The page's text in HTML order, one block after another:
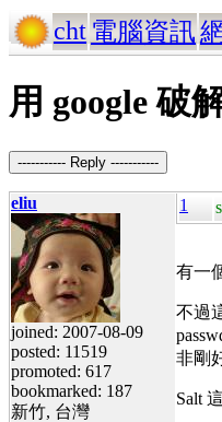
cht 電腦資訊
用 google 破
----------- Reply -----------
eliu
joined: 2007-08-09
posted: 11519
promoted: 617
bookmarked: 187
新竹, 台灣
1
有一
不過
非剛
Salt